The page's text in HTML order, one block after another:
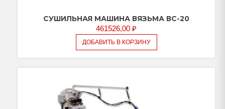
СУШИЛЬНАЯ МАШИНА ВЯЗЬМА ВС-20
461526,00 ₽
ДОБАВИТЬ В КОРЗИНУ